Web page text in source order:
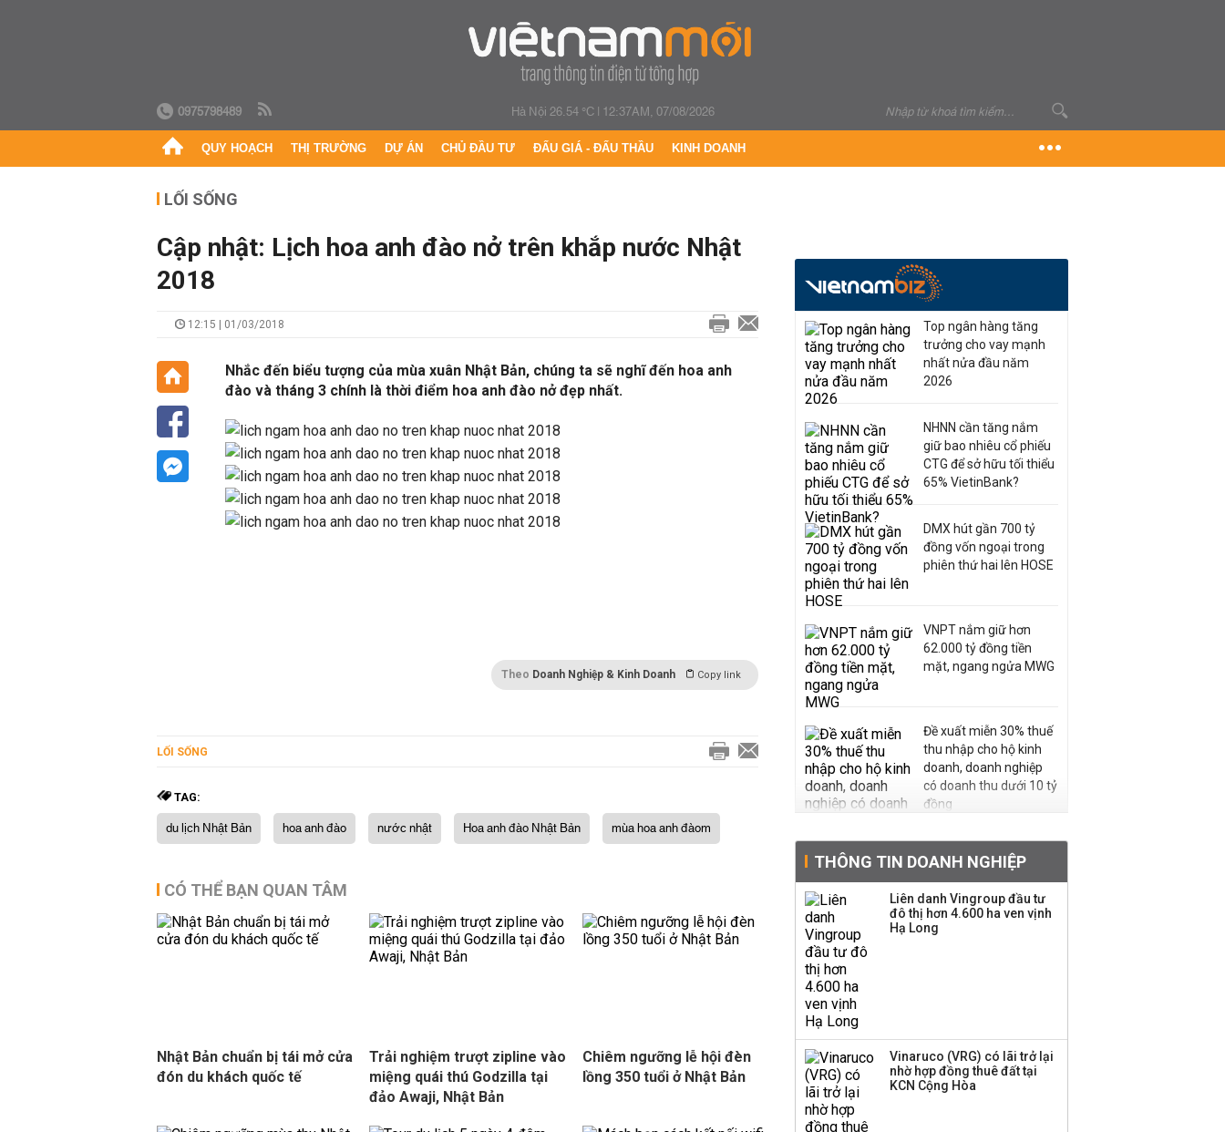
0975798489 Hà Nội 26.54 °C| 12:37AM, 07/08/2026
QUY HOẠCH THỊ TRƯỜNG DỰ ÁN CHỦ ĐẦU TƯ ĐẤU GIÁ - ĐẤU THẦU KINH DOANH
LỐI SỐNG
Cập nhật: Lịch hoa anh đào nở trên khắp nước Nhật
2018
12:15 | 01/03/2018
Nhắc đến biểu tượng của mùa xuân Nhật Bản, chúng ta sẽ nghĩ đến hoa anh
đào và tháng 3 chính là thời điểm hoa anh đào nở đẹp nhất.
Theo Doanh Nghiệp & Kinh Doanh Copy link
LỐI SỐNG
TAG:
du lịch Nhật Bản hoa anh đào nước nhật Hoa anh đào Nhật Bản mùa hoa anh đàom
CÓ THỂ BẠN QUAN TÂM
Nhật Bản chuẩn bị tái mở cửa
đón du khách quốc tế
Trải nghiệm trượt zipline vào
miệng quái thú Godzilla tại
đảo Awaji, Nhật Bản
Chiêm ngưỡng lễ hội đèn
lồng 350 tuổi ở Nhật Bản
Top ngân hàng tăng
trưởng cho vay mạnh
nhất nửa đầu năm
2026
NHNN cần tăng nắm
giữ bao nhiêu cổ phiếu
CTG để sở hữu tối thiểu
65% VietinBank?
DMX hút gần 700 tỷ
đồng vốn ngoại trong
phiên thứ hai lên HOSE
VNPT nắm giữ hơn
62.000 tỷ đồng tiền
mặt, ngang ngửa MWG
Đề xuất miễn 30% thuế
thu nhập cho hộ kinh
doanh, doanh nghiệp
có doanh thu dưới 10 tỷ
đồng
gần 500 triệu cổ phiếu,
tăng vốn lên gần
77.800 tỷ
phiếu, người làm chủ
tịch ở tuổi 27
THÔNG TIN DOANH NGHIỆP
Liên danh Vingroup đầu tư
đô thị hơn 4.600 ha ven vịnh
Hạ Long
Vinaruco (VRG) có lãi trở lại
nhờ hợp đồng thuê đất tại
KCN Cộng Hòa